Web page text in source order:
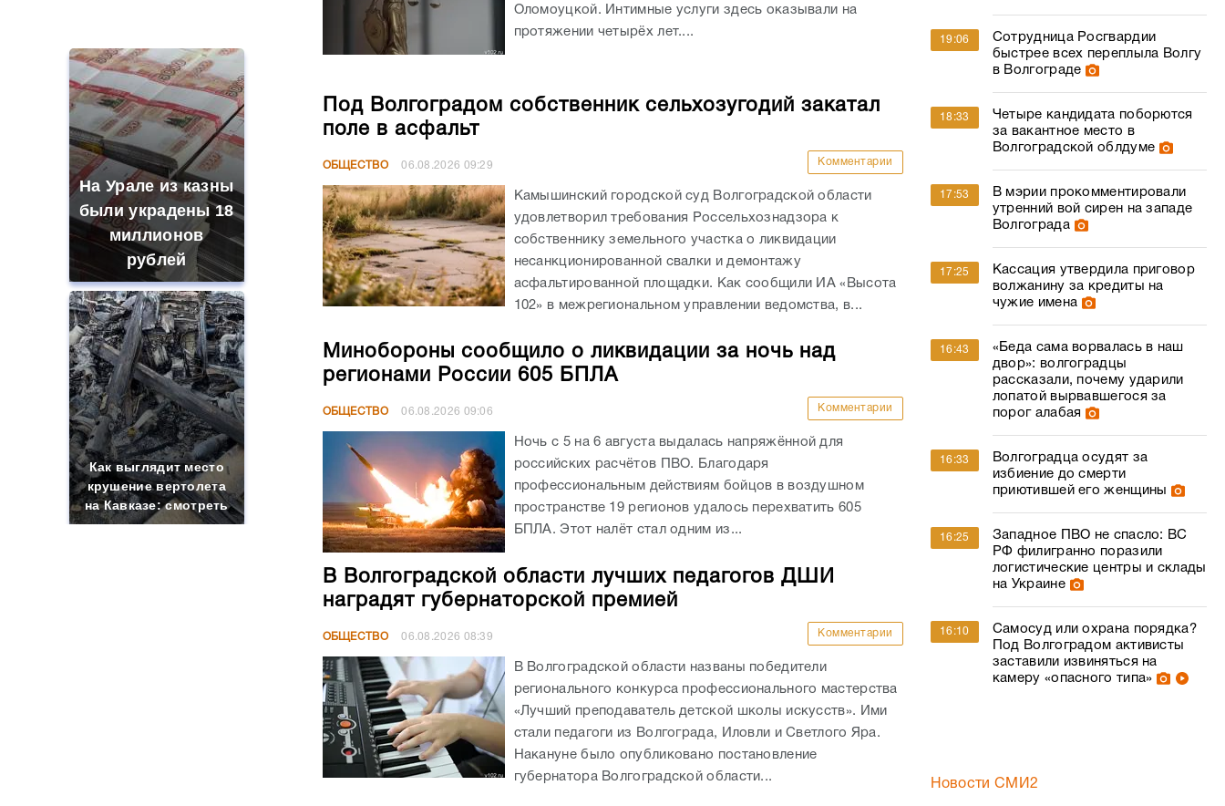
На Урале из казны
были украдены 18
миллионов
рублей
Как выглядит место
крушение вертолета
на Кавказе: смотреть
Оломоуцкой. Интимные услуги здесь оказывали на
протяжении четырёх лет....
Под Волгоградом собственник сельхозугодий закатал
поле в асфальт
ОБЩЕСТВО 06.08.2026 09:29 Комментарии
Камышинский городской суд Волгоградской области
удовлетворил требования Россельхознадзора к
собственнику земельного участка о ликвидации
несанкционированной свалки и демонтажу
асфальтированной площадки. Как сообщили ИА «Высота
102» в межрегиональном управлении ведомства, в...
Минобороны сообщило о ликвидации за ночь над
регионами России 605 БПЛА
ОБЩЕСТВО 06.08.2026 09:06 Комментарии
Ночь с 5 на 6 августа выдалась напряжённой для
российских расчётов ПВО. Благодаря
профессиональным действиям бойцов в воздушном
пространстве 19 регионов удалось перехватить 605
БПЛА. Этот налёт стал одним из...
В Волгоградской области лучших педагогов ДШИ
наградят губернаторской премией
ОБЩЕСТВО 06.08.2026 08:39 Комментарии
В Волгоградской области названы победители
регионального конкурса профессионального мастерства
«Лучший преподаватель детской школы искусств». Ими
стали педагоги из Волгограда, Иловли и Светлого Яра.
Накануне было опубликовано постановление
губернатора Волгоградской области...
19:06
Сотрудница Росгвардии
быстрее всех переплыла Волгу
в Волгограде
18:33
Четыре кандидата поборются
за вакантное место в
Волгоградской облдуме
17:53
В мэрии прокомментировали
утренний вой сирен на западе
Волгограда
17:25
Кассация утвердила приговор
волжанину за кредиты на
чужие имена
16:43
«Беда сама ворвалась в наш
двор»: волгоградцы
рассказали, почему ударили
лопатой вырвавшегося за
порог алабая
16:33
Волгоградца осудят за
избиение до смерти
приютившей его женщины
16:25
Западное ПВО не спасло: ВС
РФ филигранно поразили
логистические центры и склады
на Украине
16:10
Самосуд или охрана порядка?
Под Волгоградом активисты
заставили извиняться на
камеру «опасного типа»
Новости СМИ2